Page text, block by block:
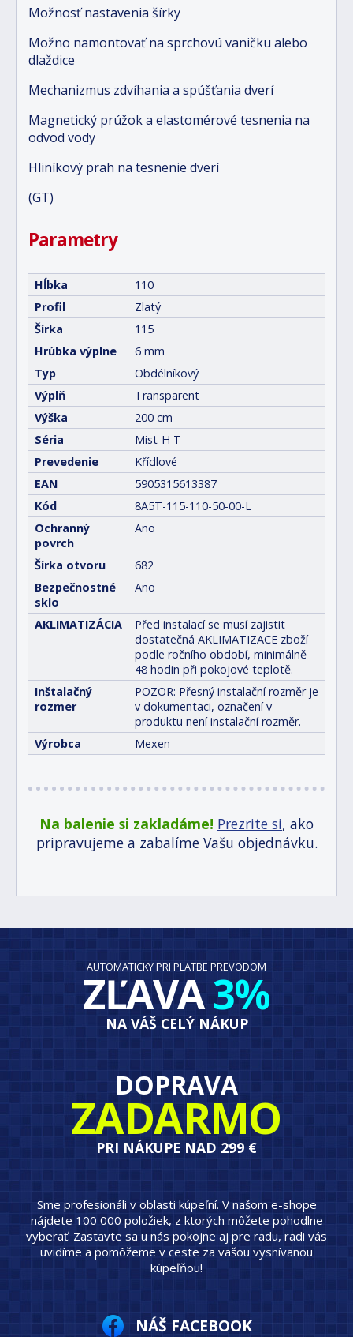
Možnosť nastavenia šírky
Možno namontovať na sprchovú vaničku alebo
dlaždice
Mechanizmus zdvíhania a spúšťania dverí
Magnetický prúžok a elastomérové tesnenia na
odvod vody
Hliníkový prah na tesnenie dverí
(GT)
Parametry
Hĺbka
110
Profil
Zlatý
Šírka
115
Hrúbka výplne
6 mm
Typ
Obdélníkový
Výplň
Transparent
Výška
200 cm
Séria
Mist-H T
Prevedenie
Křídlové
EAN
5905315613387
Kód
8A5T-115-110-50-00-L
Ochranný
povrch
Ano
Šírka otvoru
682
Bezpečnostné
sklo
Ano
AKLIMATIZÁCIA
Před instalací se musí zajistit
dostatečná AKLIMATIZACE zboží
podle ročního období, minimálně
48 hodin při pokojové teplotě.
Inštalačný
rozmer
POZOR: Přesný instalační rozměr je
v dokumentaci, označení v
produktu není instalační rozměr.
Výrobca
Mexen
Na balenie si zakladáme! Prezrite si, ako
pripravujeme a zabalíme Vašu objednávku.
AUTOMATICKY PRI PLATBE PREVODOM
ZĽAVA3%
NA VÁŠ CELÝ NÁKUP
DOPRAVA
ZADARMO
PRI NÁKUPE NAD 299 €
Sme profesionáli v oblasti kúpeľní. V našom e-shope
nájdete 100 000 položiek, z ktorých môžete pohodlne
vyberať. Zastavte sa u nás pokojne aj pre radu, radi vás
uvidíme a pomôžeme v ceste za vašou vysnívanou
kúpeľňou!
NÁŠ FACEBOOK